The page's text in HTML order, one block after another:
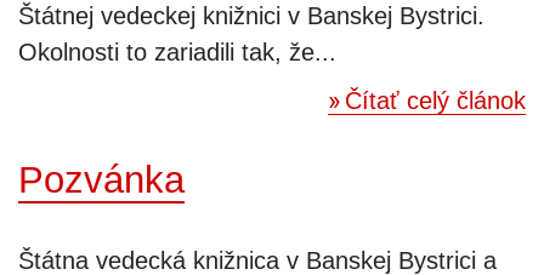
Štátnej vedeckej knižnici v Banskej Bystrici.
Okolnosti to zariadili tak, že...
Čítať celý článok
Pozvánka
Štátna vedecká knižnica v Banskej Bystrici a